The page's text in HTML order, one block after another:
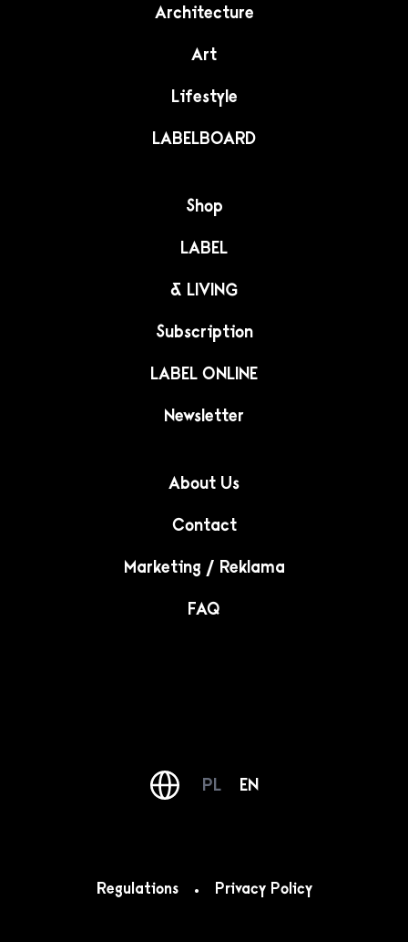
Architecture
Art
Lifestyle
LABELBOARD
Shop
LABEL
& LIVING
Subscription
LABEL ONLINE
Newsletter
About Us
Contact
Marketing / Reklama
FAQ
PL EN
Regulations Privacy Policy